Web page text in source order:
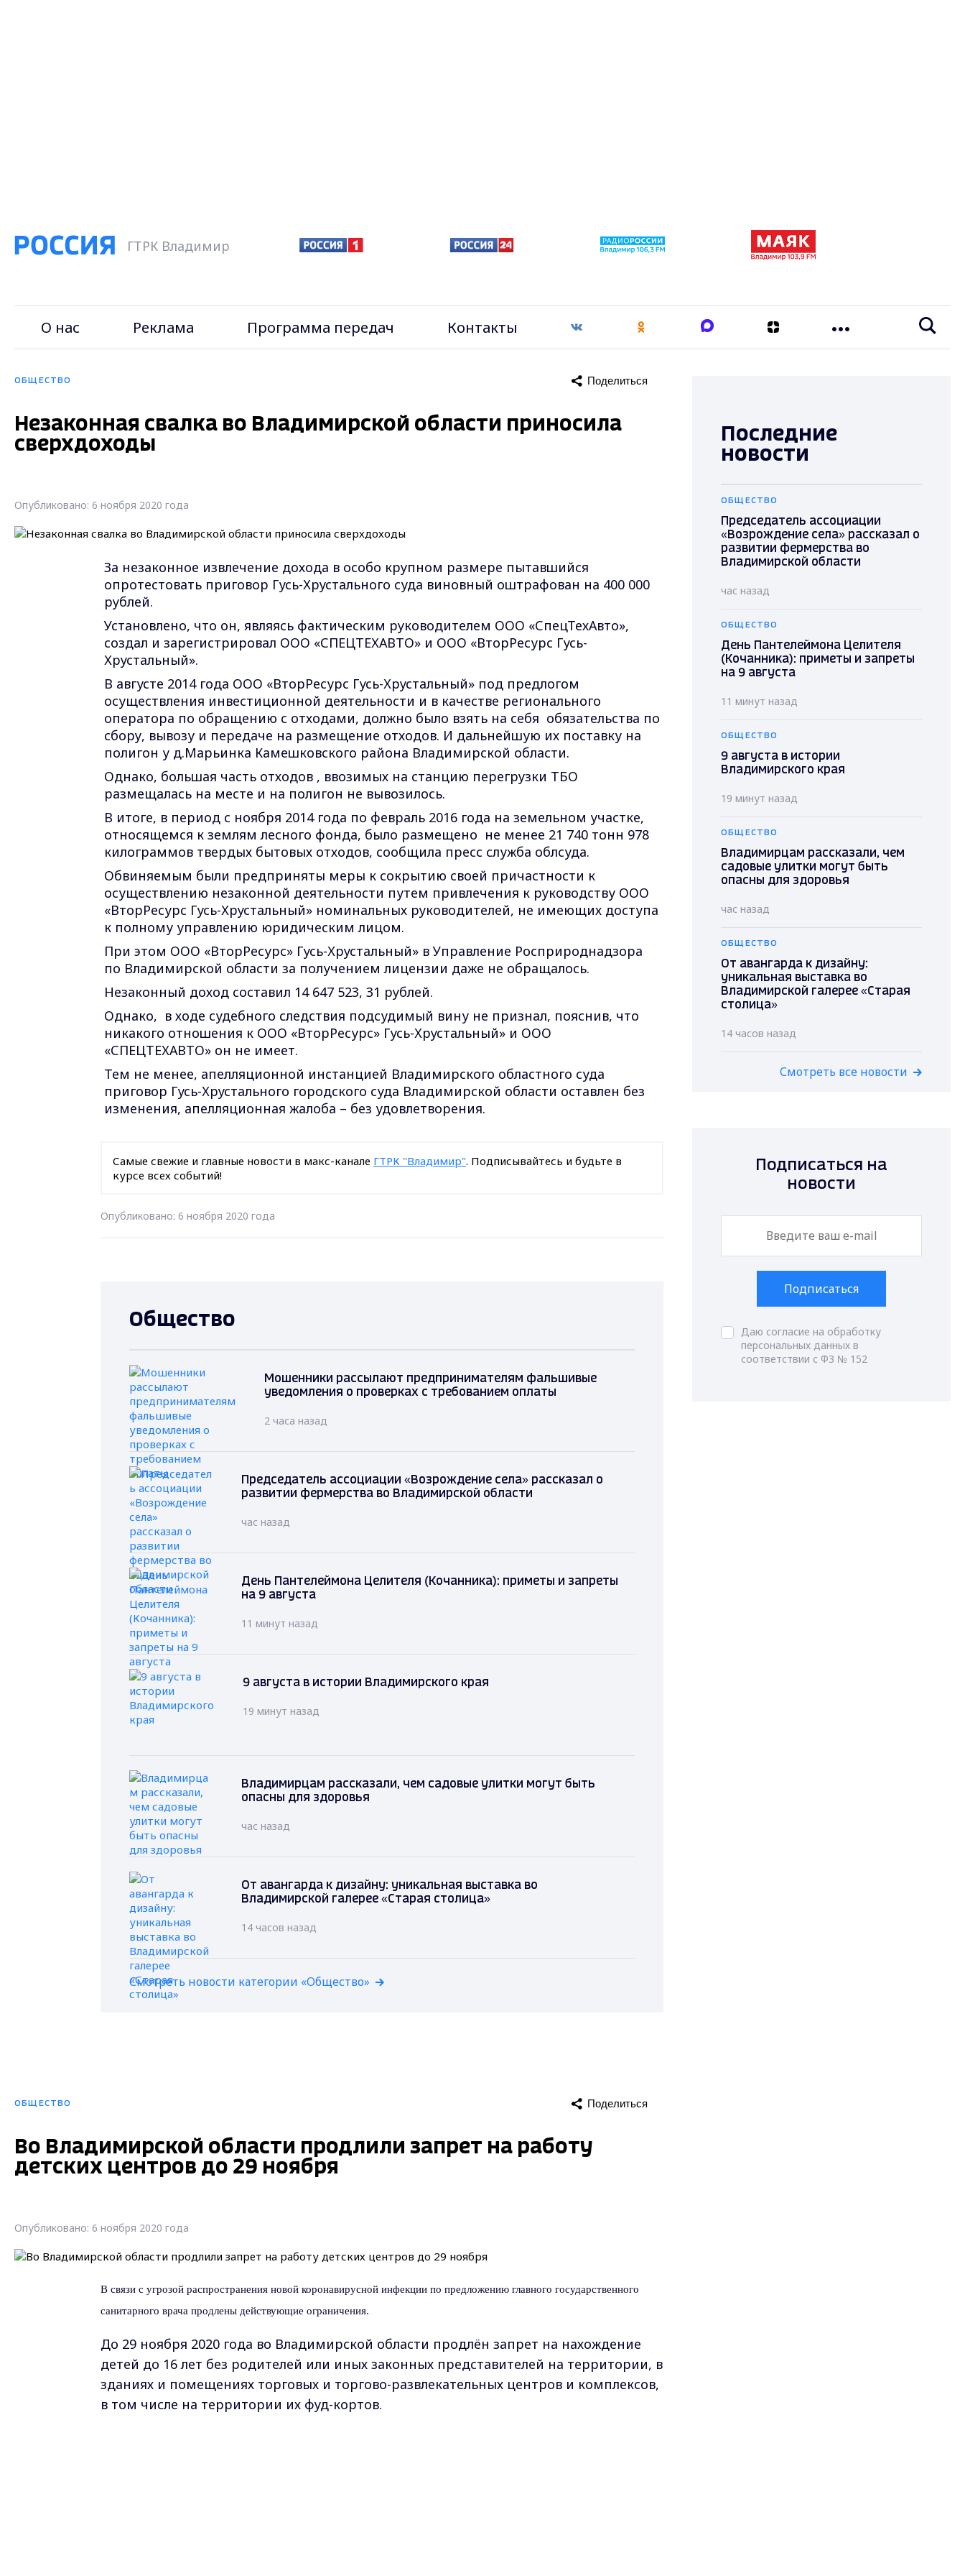
ГТРК Владимир
О нас Реклама Программа передач Контакты
ОБЩЕСТВО Поделиться
Незаконная свалка во Владимирской области приносила
сверхдоходы
Опубликовано: 6 ноября 2020 года
За незаконное извлечение дохода в особо крупном размере пытавшийся
опротестовать приговор Гусь-Хрустального суда виновный оштрафован на 400 000
рублей.
Установлено, что он, являясь фактическим руководителем ООО «СпецТехАвто»,
создал и зарегистрировал ООО «СПЕЦТЕХАВТО» и ООО «ВторРесурс Гусь-
Хрустальный».
В августе 2014 года ООО «ВторРесурс Гусь-Хрустальный» под предлогом
осуществления инвестиционной деятельности и в качестве регионального
оператора по обращению с отходами, должно было взять на себя обязательства по
сбору, вывозу и передаче на размещение отходов. И дальнейшую их поставку на
полигон у д.Марьинка Камешковского района Владимирской области.
Однако, большая часть отходов , ввозимых на станцию перегрузки ТБО
размещалась на месте и на полигон не вывозилось.
В итоге, в период с ноября 2014 года по февраль 2016 года на земельном участке,
относящемся к землям лесного фонда, было размещено не менее 21 740 тонн 978
килограммов твердых бытовых отходов, сообщила пресс служба облсуда.
Обвиняемым были предприняты меры к сокрытию своей причастности к
осуществлению незаконной деятельности путем привлечения к руководству ООО
«ВторРесурс Гусь-Хрустальный» номинальных руководителей, не имеющих доступа
к полному управлению юридическим лицом.
При этом ООО «ВторРесурс» Гусь-Хрустальный» в Управление Росприроднадзора
по Владимирской области за получением лицензии даже не обращалось.
Незаконный доход составил 14 647 523, 31 рублей.
Однако, в ходе судебного следствия подсудимый вину не признал, пояснив, что
никакого отношения к ООО «ВторРесурс» Гусь-Хрустальный» и ООО
«СПЕЦТЕХАВТО» он не имеет.
Тем не менее, апелляционной инстанцией Владимирского областного суда
приговор Гусь-Хрустального городского суда Владимирской области оставлен без
изменения, апелляционная жалоба – без удовлетворения.
Самые свежие и главные новости в макс-канале ГТРК "Владимир". Подписывайтесь и будьте в
курсе всех событий!
Опубликовано: 6 ноября 2020 года
Общество
Мошенники рассылают предпринимателям фальшивые
уведомления о проверках с требованием оплаты
2 часа назад
Председатель ассоциации «Возрождение села» рассказал о
развитии фермерства во Владимирской области
час назад
День Пантелеймона Целителя (Кочанника): приметы и запреты
на 9 августа
11 минут назад
9 августа в истории Владимирского края
19 минут назад
Владимирцам рассказали, чем садовые улитки могут быть
опасны для здоровья
час назад
От авангарда к дизайну: уникальная выставка во
Владимирской галерее «Старая столица»
14 часов назад
Смотреть новости категории «Общество»
ОБЩЕСТВО Поделиться
Во Владимирской области продлили запрет на работу
детских центров до 29 ноября
Опубликовано: 6 ноября 2020 года
В связи с угрозой распространения новой коронавирусной инфекции по предложению главного государственного
санитарного врача продлены действующие ограничения.
До 29 ноября 2020 года во Владимирской области продлён запрет на нахождение
детей до 16 лет без родителей или иных законных представителей на территории, в
зданиях и помещениях торговых и торгово-развлекательных центров и комплексов,
в том числе на территории их фуд-кортов.
Последние
новости
ОБЩЕСТВО
Председатель ассоциации
«Возрождение села» рассказал о
развитии фермерства во
Владимирской области
час назад
ОБЩЕСТВО
День Пантелеймона Целителя
(Кочанника): приметы и запреты
на 9 августа
11 минут назад
ОБЩЕСТВО
9 августа в истории
Владимирского края
19 минут назад
ОБЩЕСТВО
Владимирцам рассказали, чем
садовые улитки могут быть
опасны для здоровья
час назад
ОБЩЕСТВО
От авангарда к дизайну:
уникальная выставка во
Владимирской галерее «Старая
столица»
14 часов назад
Смотреть все новости
Подписаться на
новости
Подписаться
Даю согласие на обработку
персональных данных в
соответствии с ФЗ № 152